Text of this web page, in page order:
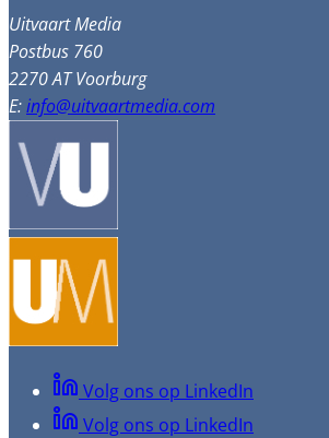
Uitvaart Media
Postbus 760
2270 AT Voorburg
E:info@uitvaartmedia.com
Volg ons op LinkedIn
Volg ons op LinkedIn